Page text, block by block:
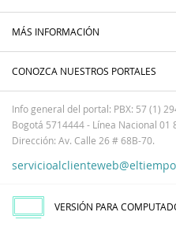
MÁS INFORMACIÓN
CONOZCA NUESTROS PORTALES
Info general del portal: PBX: 57 (1)
Bogotá 5714444 - Línea Nacional 01
Dirección: Av. Calle 26 # 68B-70.
VERSIÓN PARA